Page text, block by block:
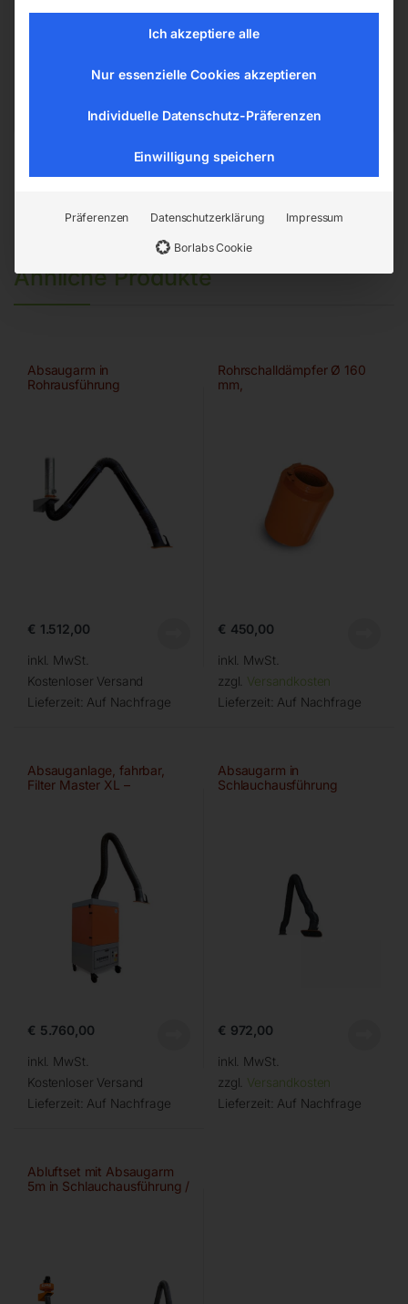
Hannesgrub Nord 19
4911 Ried/Tumeltsham
Ähnliche Produkte
Absaugarm in
Rohrausführung
€ 1.512,00
inkl. MwSt.
Kostenloser Versand
Lieferzeit: Auf Nachfrage
Rohrschalldämpfer Ø 160
mm,
€ 450,00
inkl. MwSt.
zzgl. Versandkosten
Lieferzeit: Auf Nachfrage
Absauganlage, fahrbar,
Filter Master XL –
€ 5.760,00
inkl. MwSt.
Kostenloser Versand
Lieferzeit: Auf Nachfrage
Absaugarm in
Schlauchausführung
€ 972,00
inkl. MwSt.
zzgl. Versandkosten
Lieferzeit: Auf Nachfrage
Abluftset mit Absaugarm
5m in Schlauchausführung /
Ich akzeptiere alle
Nur essenzielle Cookies akzeptieren
Individuelle Datenschutz-Präferenzen
Einwilligung speichern
Präferenzen Datenschutzerklärung Impressum
Borlabs Cookie